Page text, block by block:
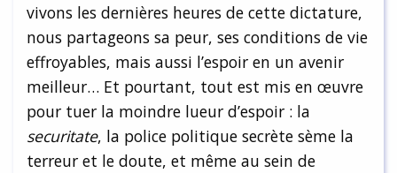
vivons les dernières heures de cette dictature,
nous partageons sa peur, ses conditions de vie
effroyables, mais aussi l’espoir en un avenir
meilleur… Et pourtant, tout est mis en œuvre
pour tuer la moindre lueur d’espoir : la
securitate, la police politique secrète sème la
terreur et le doute, et même au sein de